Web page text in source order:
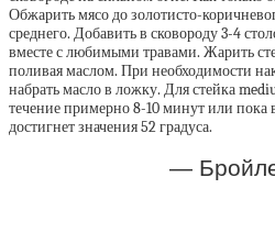
Обжарить мясо до золотисто-
среднего. Добавить в сковороду 3-4
вместе с любимыми травами. Жарить
поливая маслом. При необходимости
набрать масло в ложку. Для стейка
течение примерно 8-10 минут или пока
достигнет значения 52 градуса.
—